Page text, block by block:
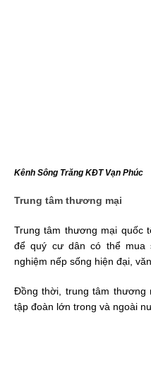
Kênh Sông Trăng KĐT Vạn Phúc
Trung tâm thương mại
Trung tâm thương mại quốc
để quý cư dân có thể mua
nghiệm nếp sống hiện đại,
Đồng thời, trung tâm thương
tập đoàn lớn trong và ngoài